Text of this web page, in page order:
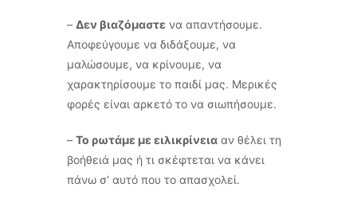
– Δεν βιαζόμαστε να απαντήσουμε.
Αποφεύγουμε να διδάξουμε, να
μαλώσουμε, να κρίνουμε, να
χαρακτηρίσουμε το παιδί μας. Μερικές
φορές είναι αρκετό το να σιωπήσουμε.
– Το ρωτάμε με ειλικρίνεια αν θέλει τη
βοήθειά μας ή τι σκέφτεται να κάνει
πάνω σ’ αυτό που το απασχολεί.